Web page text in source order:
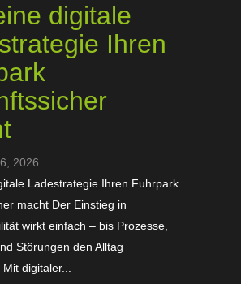
digitale
Ihren
2026
Ladestrategie Ihren Fuhrpark
macht Der Einstieg in
wirkt einfach – bis Prozesse,
Störungen den Alltag
digitaler...